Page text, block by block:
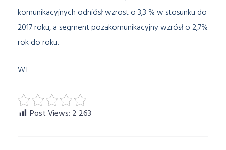
komunikacyjnych odniósł wzrost o 3,3 % w stosunku do
2017 roku, a segment pozakomunikacyjny wzrósł o 2,7%
rok do roku.
WT
Post Views: 2 263